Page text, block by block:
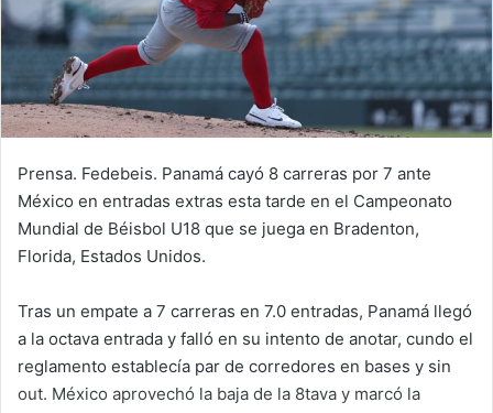
a
i
l
Prensa. Fedebeis. Panamá cayó 8 carreras por 7 ante
México en entradas extras esta tarde en el Campeonato
Mundial de Béisbol U18 que se juega en Bradenton,
Florida, Estados Unidos.
Tras un empate a 7 carreras en 7.0 entradas, Panamá llegó
a la octava entrada y falló en su intento de anotar, cundo el
reglamento establecía par de corredores en bases y sin
out. México aprovechó la baja de la 8tava y marcó la